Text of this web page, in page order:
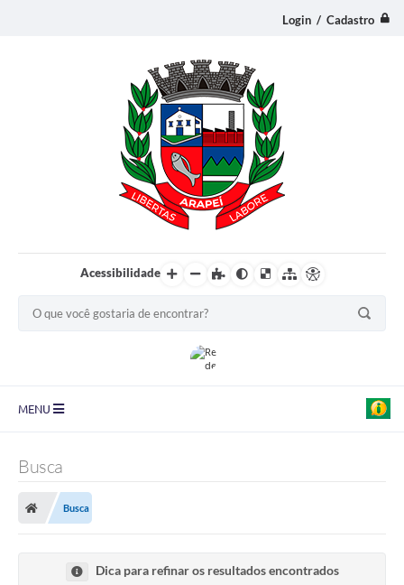
Login / Cadastro
Acessibilidade
MENU
Diário Oficial
Legislação
Busca
Busca
Dica para refinar os resultados encontrados